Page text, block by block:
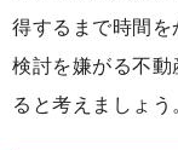
得するまで時間
検討を嫌がる不
ると考えましょう